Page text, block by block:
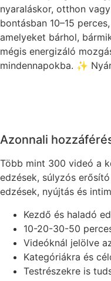
nyaraláskor, otthon
bontásban 10–15
amelyeket bárhol,
mégis energizáló
mindennapokba. ✨
Azonnali
Több mint 300 videó a
edzések, súlyzós
edzések, nyújtás és
Kezdő és haladó
10-20-30-50
Videóknál jelölve
Kategóriákra és
Testrészekre is